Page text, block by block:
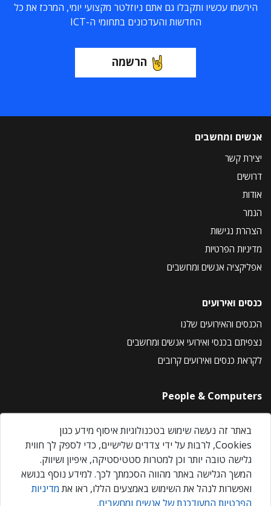
הירשמו עכשיו ותקבלו גם אתם ניוזלטר מקצועי יומי, המרכז את כל
החדשות והעדכונים בתחומי ה-ICT
הרשמה
אנשים ומחשבים
יצירת קשר
דרושים
אודות
הנמר
הצהרת נגישות
מדיניות הפרטיות
אפליקציה אנשים ומחשבים
כנסים ואירועים
הכנסים והאירועים שלנו
נצפיתם בכנסי ואירועי אנשים ומחשבים
לקראת כנסים ואירועים קרובים
People & Computers
About Us
Privacy Policy
Contact Us
Our Events
באתר זה נעשה שימוש בטכנולוגיות איסוף מידע כגון
Cookies, לרבות על ידי צדדים שלישיים, כדי לספק לך חווית
גלישה טובה יותר וכן למטרות סטטיסטיקה, איפיון ושיווק.
המשך הגלישה באתר מהווה הסכמתך לכך. למידע נוסף בנושא
ואפשרות לנהל את השימוש באמצעים הללו, ראו את מדיניות
הפרטיות המעודכנת של אנשים ומחשבים.